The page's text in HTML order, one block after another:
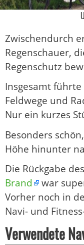
Zwischendurch
Regenschauer,
Regenschutz
Insgesamt
Feldwege und
Nur ein kurzes
Besonders
Höhe hinunter
Die Rückgabe
Brand
war
Vorher noch in
Navi- und
Verwendete